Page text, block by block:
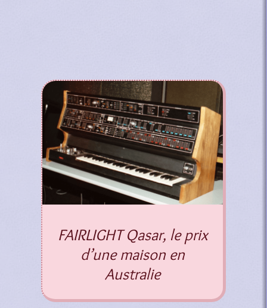
FAIRLIGHT Qasar, le prix
d’une maison en
Australie